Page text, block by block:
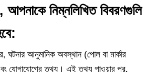
নিম্নলিখিত বিবরণগুলি
ঘটনার আনুমানিক অবস্থান (পোল বা মার্কার
যোগাযোগের তথ্য। এই তথ্য পাওয়ার পর,